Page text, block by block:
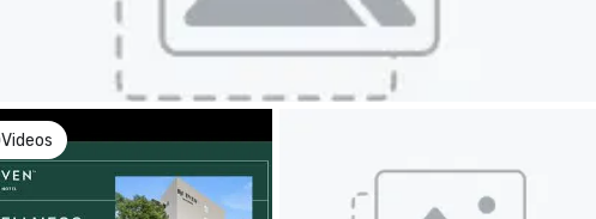
Videos